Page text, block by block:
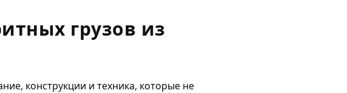
грузов из
конструкции и техника, которые не